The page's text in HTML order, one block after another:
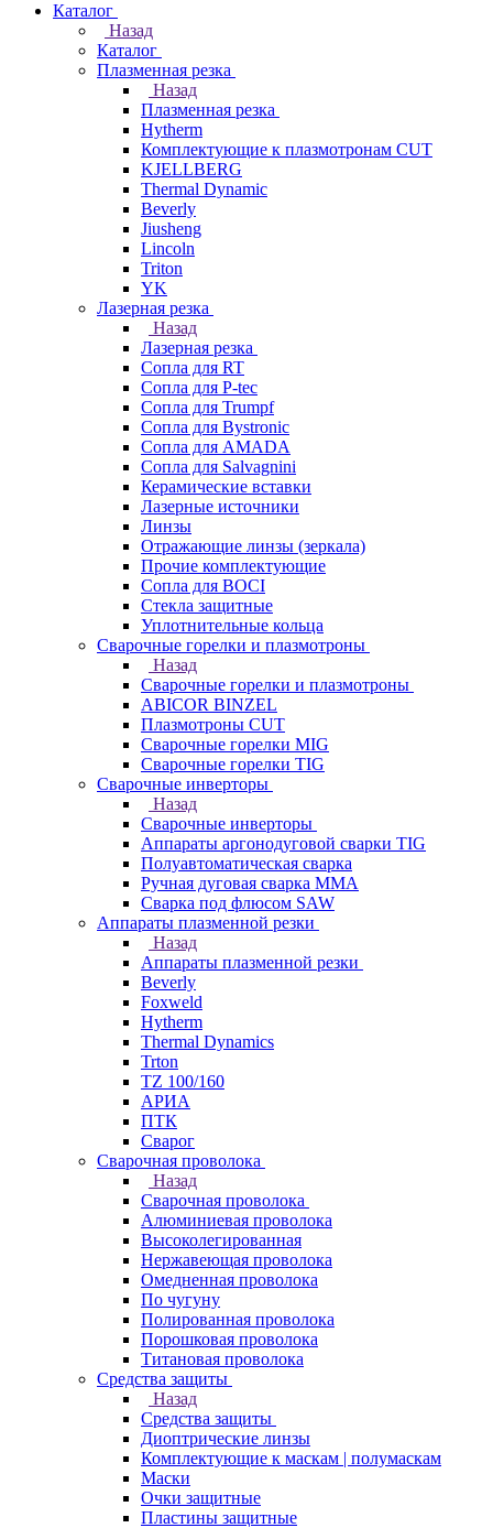
Каталог
Назад
Каталог
Плазменная резка
Назад
Плазменная резка
Hytherm
Комплектующие к плазмотронам CUT
KJELLBERG
Thermal Dynamic
Beverly
Jiusheng
Lincoln
Triton
YK
Лазерная резка
Назад
Лазерная резка
Сопла для RT
Сопла для P-tec
Сопла для Trumpf
Сопла для Bystronic
Сопла для AMADA
Сопла для Salvagnini
Керамические вставки
Лазерные источники
Линзы
Отражающие линзы (зеркала)
Прочие комплектующие
Сопла для BOCI
Стекла защитные
Уплотнительные кольца
Сварочные горелки и плазмотроны
Назад
Сварочные горелки и плазмотроны
ABICOR BINZEL
Плазмотроны CUT
Сварочные горелки MIG
Сварочные горелки TIG
Сварочные инверторы
Назад
Сварочные инверторы
Аппараты аргонодуговой сварки TIG
Полуавтоматическая сварка
Ручная дуговая сварка MMA
Сварка под флюсом SAW
Аппараты плазменной резки
Назад
Аппараты плазменной резки
Beverly
Foxweld
Hytherm
Thermal Dynamics
Trton
TZ 100/160
АРИА
ПТК
Сварог
Сварочная проволока
Назад
Сварочная проволока
Алюминиевая проволока
Высоколегированная
Нержавеющая проволока
Омедненная проволока
По чугуну
Полированная проволока
Порошковая проволока
Титановая проволока
Средства защиты
Назад
Средства защиты
Диоптрические линзы
Комплектующие к маскам | полумаскам
Маски
Очки защитные
Пластины защитные